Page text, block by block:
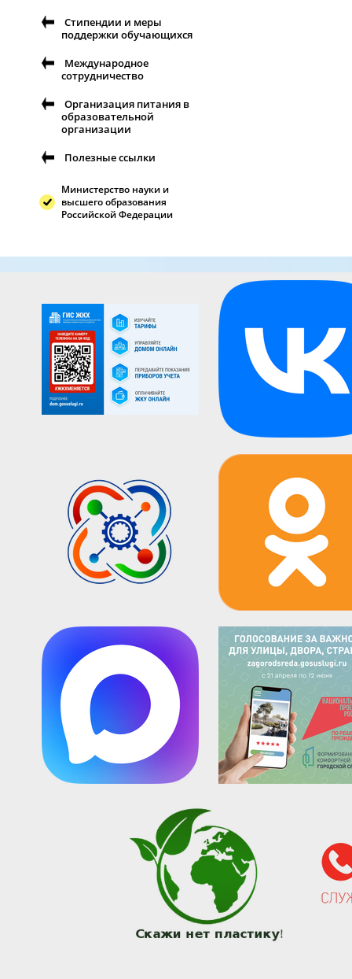
Стипендии и меры
поддержки обучающихся
Международное
сотрудничество
Организация питания в
образовательной
организации
Полезные ссылки
Министерство науки и
высшего образования
Российской Федерации